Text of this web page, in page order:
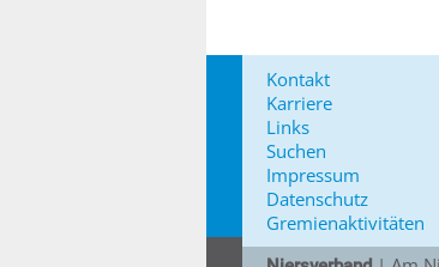
Kontakt
Karriere
Links
Suchen
Impressum
Datenschutz
Gremienaktivitäten